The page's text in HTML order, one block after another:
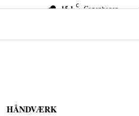
15.1 C Copenhagen
HÅNDVÆRK